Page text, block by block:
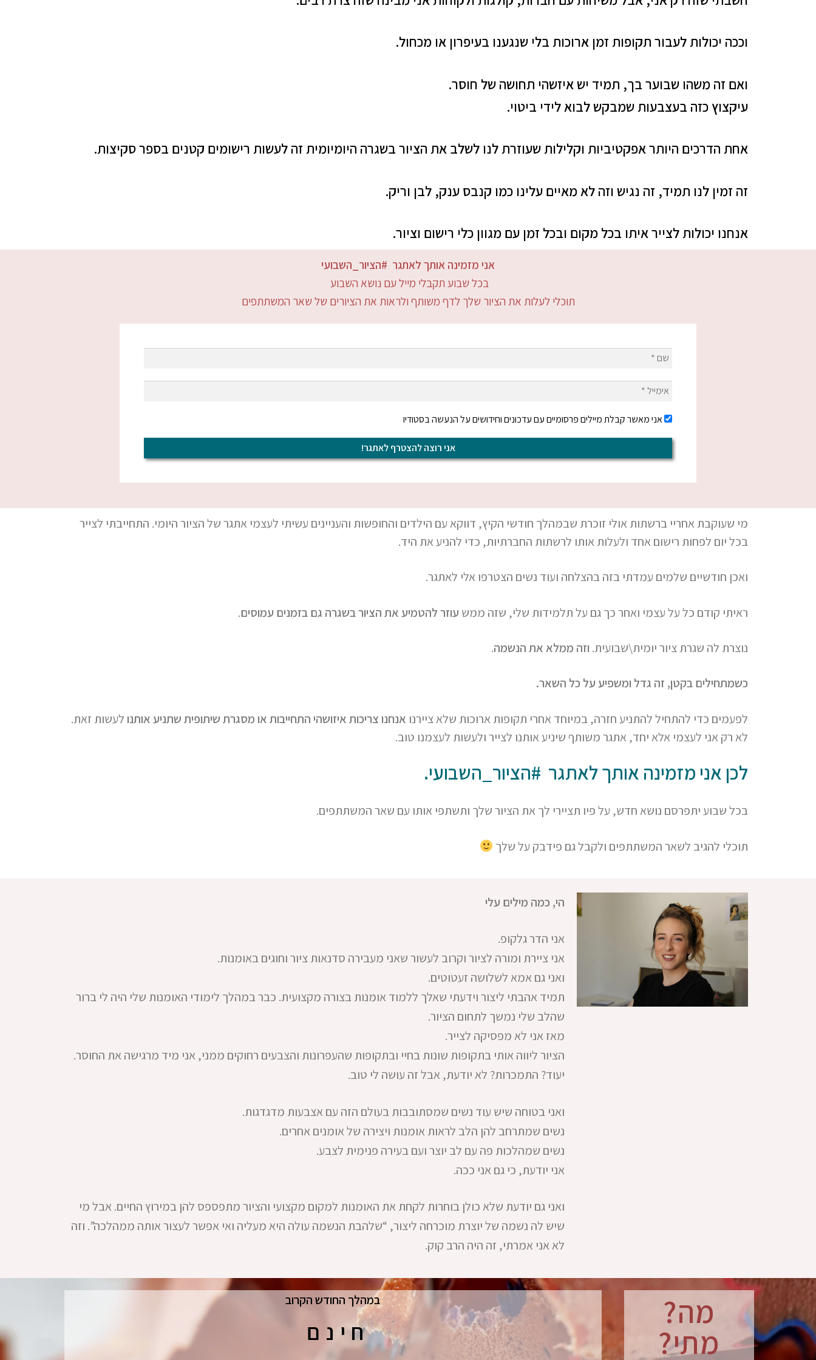
וככה יכולות לעבור תקופות זמן ארוכות בלי שנגענו בעיפרון או מכחול.
ואם זה משהו שבוער בך, תמיד יש איזשהי תחושה של חוסר.
עיקצוץ כזה בעצבעות שמבקש לבוא לידי ביטוי.
אחת הדרכים היותר אפקטיביות וקלילות שעוזרת לנו לשלב את הציור בשגרה היומיומית זה לעשות רישומים קטנים בספר סקיצות.
זה זמין לנו תמיד, זה נגיש וזה לא מאיים עלינו כמו קנבס ענק, לבן וריק.
אנחנו יכולות לצייר איתו בכל מקום ובכל זמן עם מגוון כלי רישום וציור.
אני מזמינה אותך לאתגר #הציור_השבועי
בכל שבוע תקבלי מייל עם נושא השבוע
תוכלי לעלות את הציור שלך לדף משותף ולראות את הציורים של שאר המשתתפים
שם
אימייל
אני מאשר קבלת מיילים פרסומיים עם עדכונים וחידושים על הנעשה בסטודיו
מי שעוקבת אחריי ברשתות אולי זוכרת שבמהלך חודשי הקיץ, דווקא עם הילדים והחופשות והעניינים עשיתי לעצמי אתגר של הציור היומי. התחייבתי לצייר
בכל יום לפחות רישום אחד ולעלות אותו לרשתות החברתיות, כדי להניע את היד.
ואכן חודשיים שלמים עמדתי בזה בהצלחה ועוד נשים הצטרפו אלי לאתגר.
ראיתי קודם כל על עצמי ואחר כך גם על תלמידות שלי, שזה ממש עוזר להטמיע את הציור בשגרה גם בזמנים עמוסים.
נוצרת לה שגרת ציור יומית\שבועית. וזה ממלא את הנשמה.
כשמתחילים בקטן, זה גדל ומשפיע על כל השאר.
לפעמים כדי להתחיל להתניע חזרה, במיוחד אחרי תקופות ארוכות שלא ציירנו אנחנו צריכות איזושהי התחייבות או מסגרת שיתופית שתניע אותנולעשות זאת.
לא רק אני לעצמי אלא יחד, אתגר משותף שיניע אותנו לצייר ולעשות לעצמנו טוב.
לכן אני מזמינה אותך לאתגר #הציור_השבועי.
בכל שבוע יתפרסם נושא חדש, על פיו תציירי לך את הציור שלך ותשתפי אותו עם שאר המשתתפים.
תוכלי להגיב לשאר המשתתפים ולקבל גם פידבק על שלך
הי, כמה מילים עלי
אני הדר גלקופ.
אני ציירת ומורה לציור וקרוב לעשור שאני מעבירה סדנאות ציור וחוגים באומנות.
ואני גם אמא לשלושה זעטוטים.
תמיד אהבתי ליצור וידעתי שאלך ללמוד אומנות בצורה מקצועית. כברבמהלך לימודי האומנות שלי היה לי ברור
שהלב שלי נמשך לתחום הציור.
מאז אני לא מפסיקה לצייר.
הציור ליווה אותי בתקופות שונות בחיי ובתקופות שהעפרונות והצבעים רחוקים ממני, אני מיד מרגישה את החוסר.
יעוד? התמכרות? לא יודעת, אבל זה עושה לי טוב.
ואני בטוחה שיש עוד נשים שמסתובבות בעולם הזה עם אצבעות מדגדגות.
נשים שמתרחב להן הלב לראות אומנות ויצירה של אומנים אחרים.
נשים שמהלכות פה עם לב יוצר ועם בעירה פנימית לצבע.
אני יודעת, כי גם אני ככה.
ואני גם יודעת שלא כולן בוחרות לקחת את האומנות למקום מקצועי והציור מתפספס להן במירוץ החיים. אבל מי
שיש לה נשמה של יוצרת מוכרחה ליצור, “שלהבת הנשמה עולה היא מעליה ואי אפשר לעצור אותה ממהלכה”. וזה
לא אני אמרתי, זה היה הרב קוק.
מה?
מתי?
במהלך החודש הקרוב
חינם